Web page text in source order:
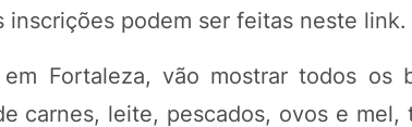
podem ser feitas neste link.
Fortaleza, vão mostrar todos os
carnes, leite, pescados, ovos e